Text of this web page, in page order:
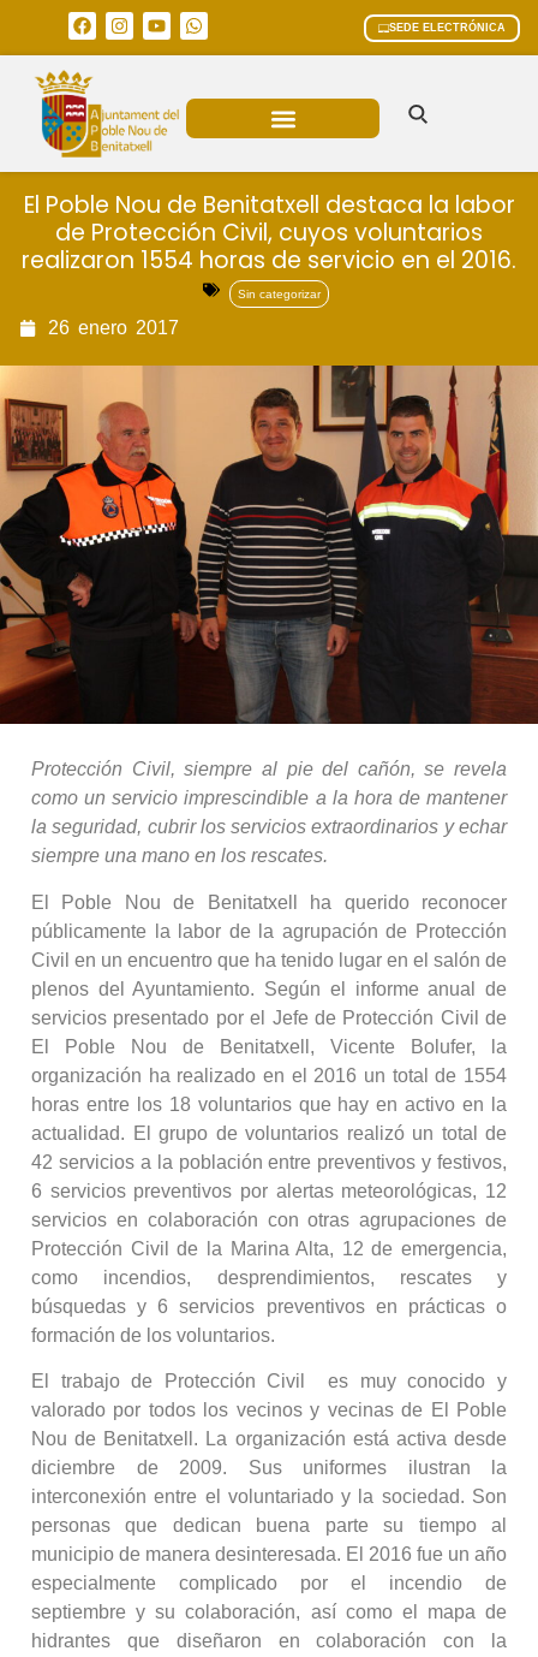
SEDE ELECTRÓNICA
El Poble Nou de Benitatxell destaca la labor
de Protección Civil, cuyos voluntarios
realizaron 1554 horas de servicio en el 2016.
Sin categorizar
26 enero 2017
Protección Civil, siempre al pie del cañón, se revela
como un servicio imprescindible a la hora de mantener
la seguridad, cubrir los servicios extraordinarios y echar
siempre una mano en los rescates.
El Poble Nou de Benitatxell ha querido reconocer
públicamente la labor de la agrupación de Protección
Civil en un encuentro que ha tenido lugar en el salón de
plenos del Ayuntamiento. Según el informe anual de
servicios presentado por el Jefe de Protección Civil de
El Poble Nou de Benitatxell, Vicente Bolufer, la
organización ha realizado en el 2016 un total de 1554
horas entre los 18 voluntarios que hay en activo en la
actualidad. El grupo de voluntarios realizó un total de
42 servicios a la población entre preventivos y festivos,
6 servicios preventivos por alertas meteorológicas, 12
servicios en colaboración con otras agrupaciones de
Protección Civil de la Marina Alta, 12 de emergencia,
como incendios, desprendimientos, rescates y
búsquedas y 6 servicios preventivos en prácticas o
formación de los voluntarios.
El trabajo de Protección Civil es muy conocido y
valorado por todos los vecinos y vecinas de El Poble
Nou de Benitatxell. La organización está activa desde
diciembre de 2009. Sus uniformes ilustran la
interconexión entre el voluntariado y la sociedad. Son
personas que dedican buena parte su tiempo al
municipio de manera desinteresada. El 2016 fue un año
especialmente complicado por el incendio de
septiembre y su colaboración, así como el mapa de
hidrantes que diseñaron en colaboración con la